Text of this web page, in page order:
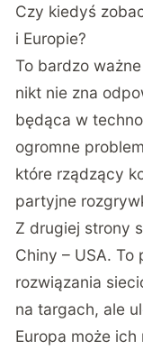
Czy kiedyś
i Europie?
To bardzo
nikt nie zna
będąca w
ogromne
które rządzący
partyjne
Z drugiej strony
Chiny – USA.
rozwiązania
na targach, ale
Europa może